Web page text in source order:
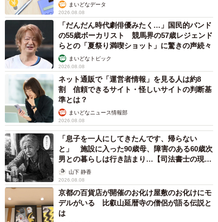
まいどなデータ
2026.08.08
「だんだん時代劇俳優みたく…」国民的バンド
の55歳ボーカリスト 競馬界の57歳レジェンド
らとの「夏祭り満喫ショット」に驚きの声続々
まいどなトピック
2026.08.08
ネット通販で「運営者情報」を見る人は約8
割 信頼できるサイト・怪しいサイトの判断基
準とは？
まいどなニュース情報部
2026.08.08
「息子を一人にしてきたんです、帰らない
と」 施設に入った90歳母、障害のある60歳次
男との暮らしは行き詰まり…【司法書士の現場
から】山下 静香
2026.08.08
京都の百貨店が開催のお化け屋敷のお化けにモ
デルがいる 比叡山延暦寺の僧侶が語る伝説と
は